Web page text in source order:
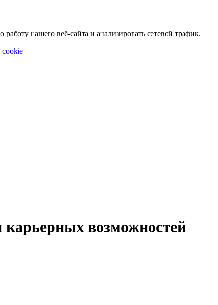
нашего веб-сайта и анализировать сетевой трафик.
cookie
возможностей